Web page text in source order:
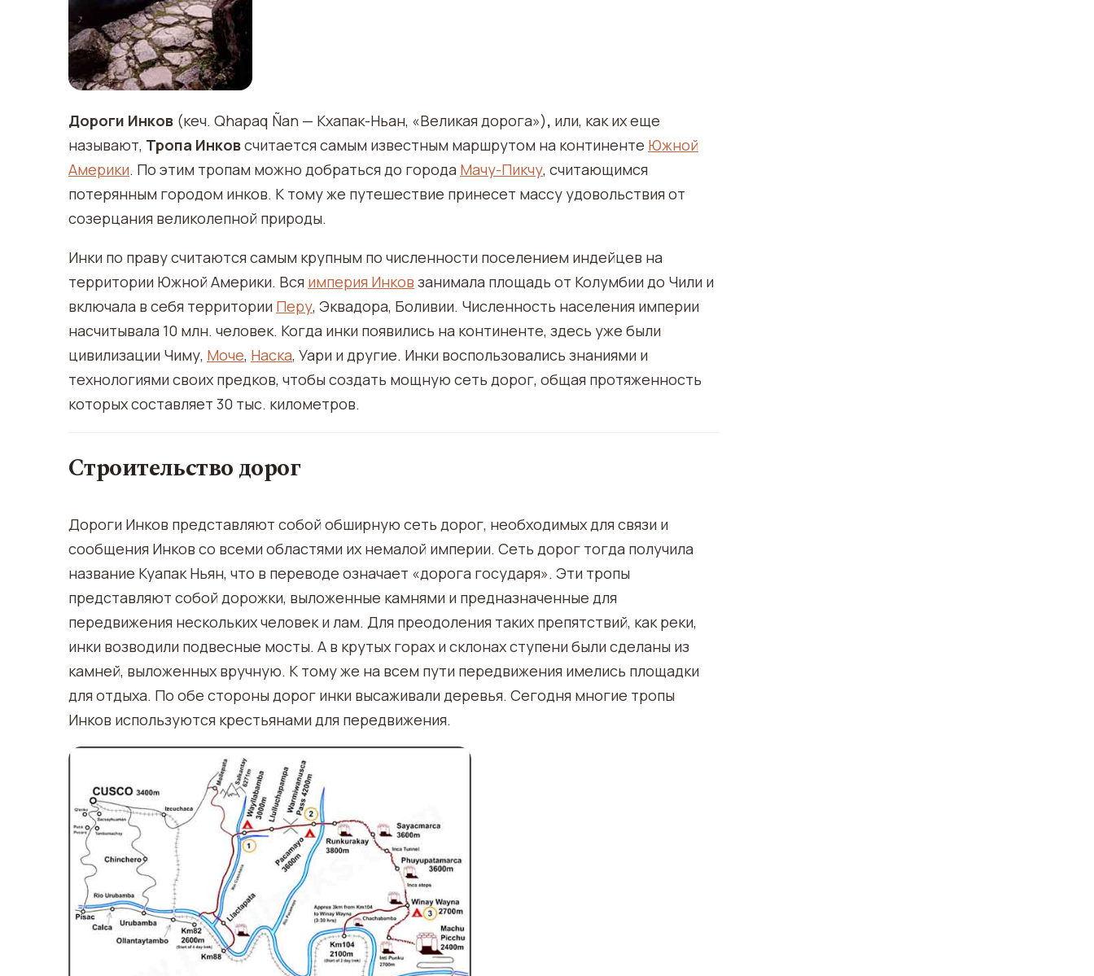
Дороги Инков (кеч. Qhapaq Ñan — Кхапак-Ньан, «Великая дорога»), или, как их еще
называют, Тропа Инковсчитается самым известным маршрутом на континенте Южной
Америки. По этим тропам можно добраться до города Мачу-Пикчу, считающимся
потерянным городом инков. К тому же путешествие принесет массу удовольствия от
созерцания великолепной природы.
Инки по праву считаются самым крупным по численности поселением индейцев на
территории Южной Америки. Вся империя Инков занимала площадь от Колумбии до Чили и
включала в себя территории Перу, Эквадора, Боливии. Численность населения империи
насчитывала 10 млн. человек. Когда инки появились на континенте, здесь уже были
цивилизации Чиму, Моче, Наска, Уари и другие. Инки воспользовались знаниями и
технологиями своих предков, чтобы создать мощную сеть дорог, общая протяженность
которых составляет 30 тыс. километров.
Строительство дорог
Дороги Инков представляют собой обширную сеть дорог, необходимых для связи и
сообщения Инков со всеми областями их немалой империи. Сеть дорог тогда получила
название Куапак Ньян, что в переводе означает «дорога государя». Эти тропы
представляют собой дорожки, выложенные камнями и предназначенные для
передвижения нескольких человек и лам. Для преодоления таких препятствий, как реки,
инки возводили подвесные мосты. А в крутых горах и склонах ступени были сделаны из
камней, выложенных вручную. К тому же на всем пути передвижения имелись площадки
для отдыха. По обе стороны дорог инки высаживали деревья. Сегодня многие тропы
Инков используются крестьянами для передвижения.